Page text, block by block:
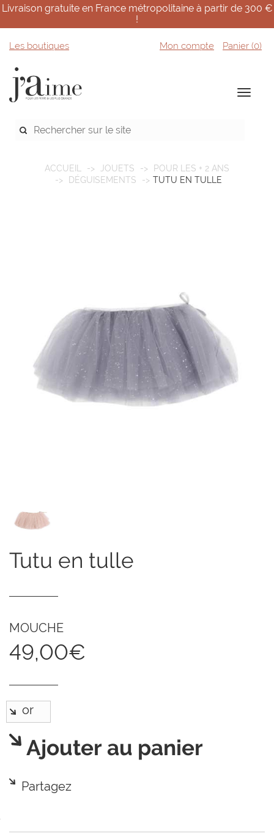
Livraison gratuite en France métropolitaine à partir de 300 €
!
Les boutiques Mon compte Panier (0)
ACCUEIL JOUETS
POUR LES + 2 ANS
DÉGUISEMENTS
TUTU EN TULLE
tutu en tulle
MOUCHE
49,00€
Ajouter au panier
Partagez